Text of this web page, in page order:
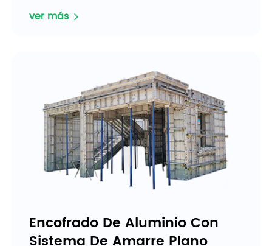
construcción de viviendas. puede
acortar&...
ver más
Encofrado De Aluminio Con
Sistema De Amarre Plano